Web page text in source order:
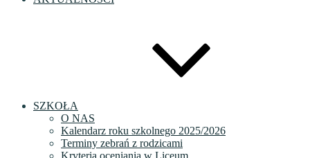
SZKOŁA
O NAS
Kalendarz roku szkolnego 2025/2026
Terminy zebrań z rodzicami
Kryteria oceniania w Liceum